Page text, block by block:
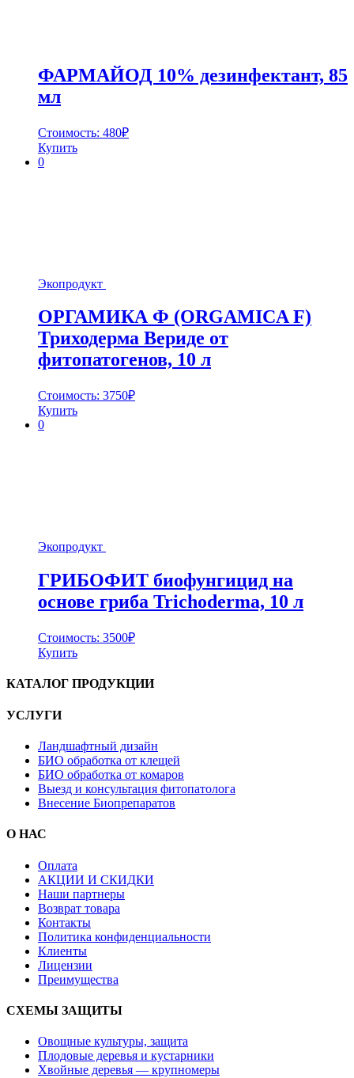
ФАРМАЙОД 10% дезинфектант, 85
мл
Стоимость: 480₽
Купить
0
Экопродукт
ОРГАМИКА Ф (ORGAMICA F)
Триходерма Вериде от
фитопатогенов, 10 л
Стоимость: 3750₽
Купить
0
Экопродукт
ГРИБОФИТ биофунгицид на
основе гриба Trichoderma, 10 л
Стоимость: 3500₽
Купить
КАТАЛОГ ПРОДУКЦИИ
УСЛУГИ
Ландшафтный дизайн
БИО обработка от клещей
БИО обработка от комаров
Выезд и консультация фитопатолога
Внесение Биопрепаратов
О НАС
Оплата
АКЦИИ И СКИДКИ
Наши партнеры
Возврат товара
Контакты
Политика конфиденциальности
Клиенты
Лицензии
Преимущества
СХЕМЫ ЗАЩИТЫ
Овощные культуры, защита
Плодовые деревья и кустарники
Хвойные деревья — крупномеры